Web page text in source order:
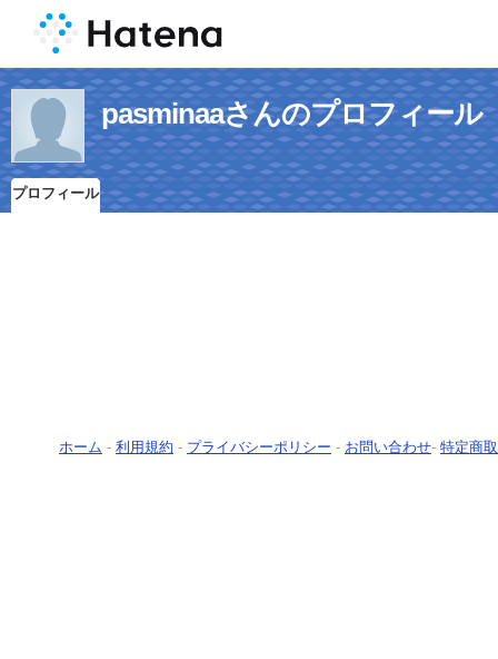
pasminaaさんのプロフィール
プロフィール
ホーム - 利用規約 - プライバシーポリシー - お問い合わせ- 特定商